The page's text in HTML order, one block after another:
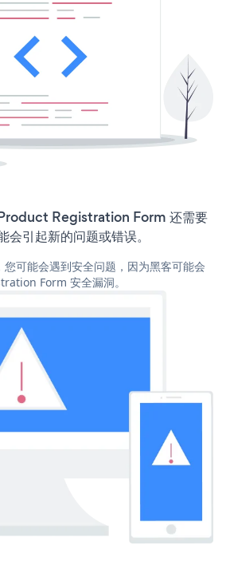
Registration Form 还需要
引起新的问题或错误。
可能会遇到安全问题，因为黑客可能会
Form 安全漏洞。